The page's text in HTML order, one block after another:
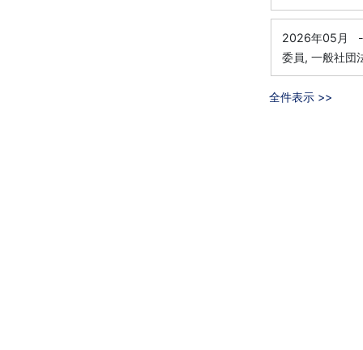
2026年05月
-
委員, 一般社団
全件表示 >>